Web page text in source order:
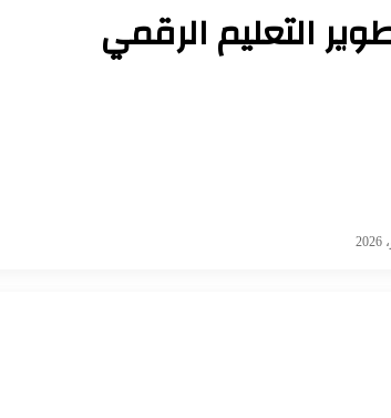
التعليم الرقمي